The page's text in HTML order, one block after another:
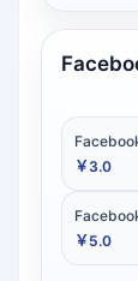
￥3.0
￥5.0